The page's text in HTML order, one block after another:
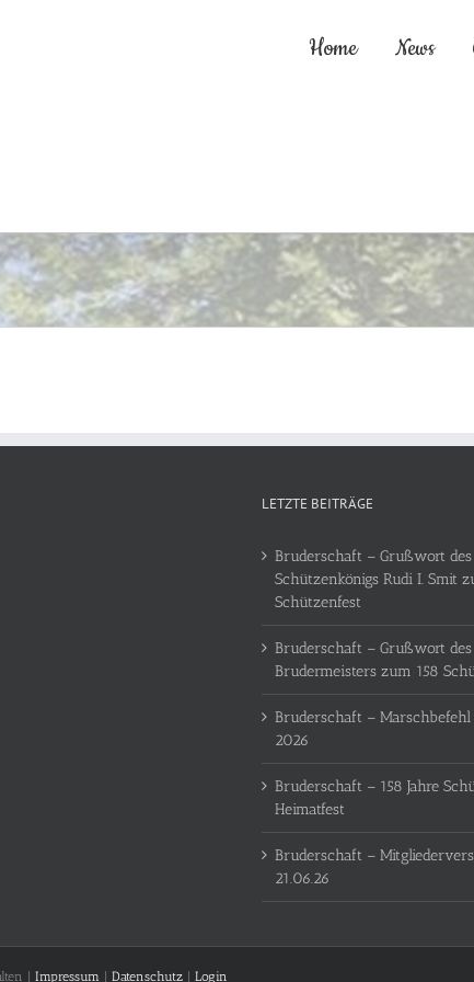
Home News
LETZTE BEITRÄGE
Bruderschaft – Grußwort des
Schützenkönigs Rudi I. Smit
Schützenfest
Bruderschaft – Grußwort des
Brudermeisters zum 158
Bruderschaft –
2026
Bruderschaft – 158 Jahre
Heimatfest
Bruderschaft –
21.06.26
| Impressum Datenschutz Login